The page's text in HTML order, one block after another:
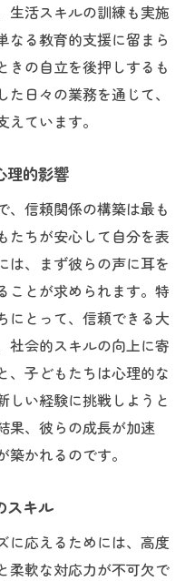
る理由
要な訳
ことの意義
リアパス
具体的な方法
方と見直し
ト
要性
れない姿勢
ための心構え
児童指導員の1日を徹
ル
返りの時間
る臨機応変さ
リフレッシュ法
生活スキルの訓練も実施
なる教育的支援に留まら
きの自立を後押しするも
日々の業務を通じて、
ています。
理的影響
、信頼関係の構築は最も
たちが安心して自分を表
は、まず彼らの声に耳を
ことが求められます。特
にとって、信頼できる大
社会的スキルの向上に寄
、子どもたちは心理的な
しい経験に挑戦しようと
果、彼らの成長が加速
かれるのです。
スキル
に応えるためには、高度
柔軟な対応力が不可欠で